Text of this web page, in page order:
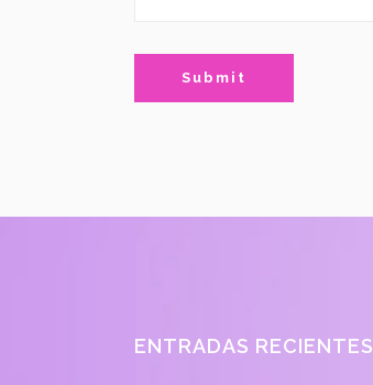
ENTRADAS RECIENTES